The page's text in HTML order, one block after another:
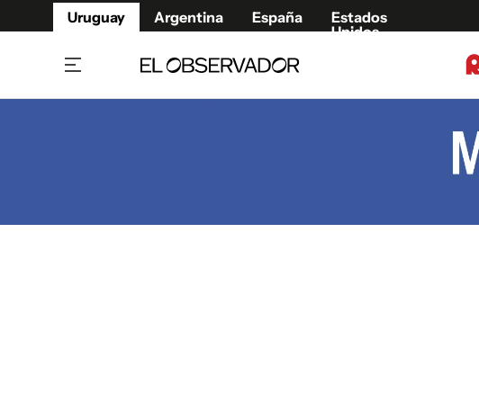
Uruguay Argentina España
Estados
Unidos